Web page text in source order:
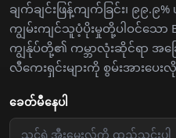
ချက်ချင်းဖြန့်ကျက်ခြင်း၊ ၉၉.၉
ကျွမ်းကျင်သူပံ့ပိုးမှုတို့ပါဝင်သော
ကျွန်ုပ်တို့၏ ကမ္ဘာလုံးဆိုင်ရာ အ
လီကေးရှင်းများကို စွမ်းအားပေး
ခေတ်မီနေပါ